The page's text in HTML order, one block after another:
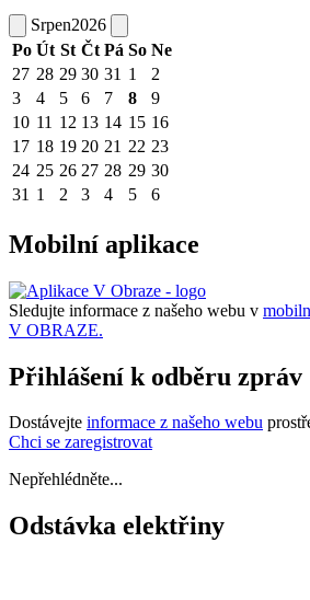
Srpen2026
Po Út St Čt Pá So Ne
27 28 29 30 31 1
2
3
4 5 6 7 8
9
10 11 12 13 14 15 16
17 18 19 20 21 22 23
24 25 26 27 28 29 30
31 1 2 3 4 5 6
Mobilní aplikace
Sledujte informace z našeho webu v
V OBRAZE.
Přihlášení k odběru zpráv
Dostávejte informace z našeho webu
Chci se zaregistrovat
Nepřehlédněte...
Odstávka elektřiny